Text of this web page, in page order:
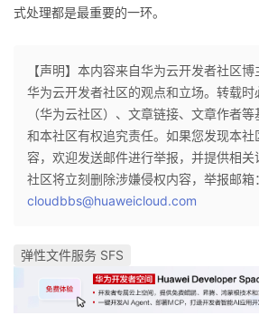
式处理都是最重要的一环。
【声明】本内容来自华为云开发者社区
华为云开发者社区的观点和立场。转载
（华为云社区）、文章链接、文章作者
和本社区有权追究责任。如果您发现本社
容，欢迎发送邮件进行举报，并提供相
社区将立刻删除涉嫌侵权内容，举报邮箱：
cloudbbs@huaweicloud.com
弹性文件服务 SFS